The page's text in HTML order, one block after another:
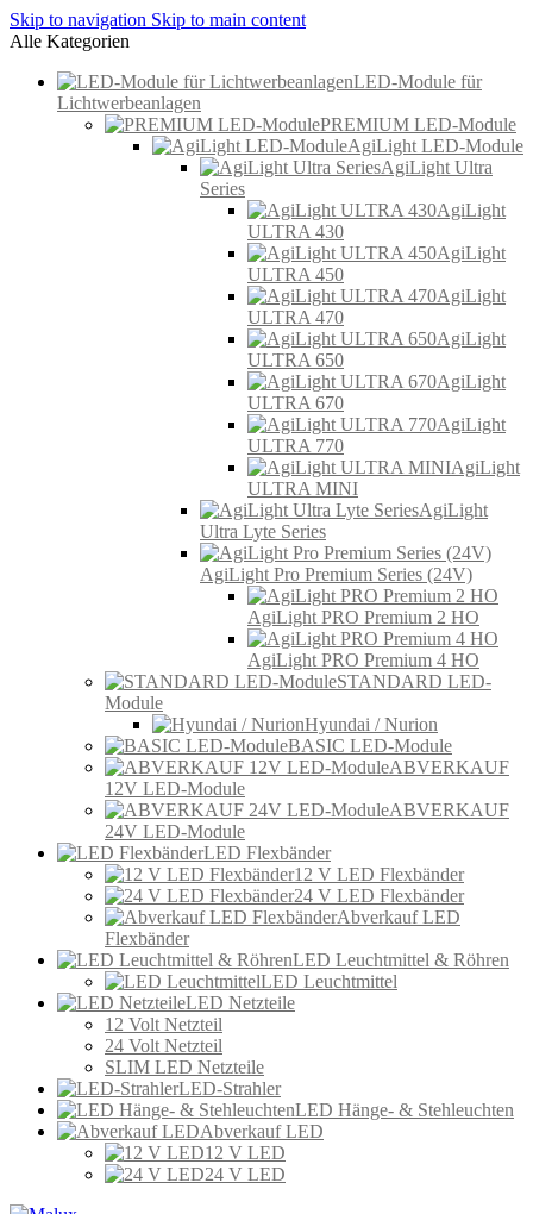
Skip to navigation Skip to main content
Alle Kategorien
LED-Module für
Lichtwerbeanlagen
PREMIUM LED-Module
AgiLight LED-Module
AgiLight Ultra
Series
AgiLight
ULTRA 430
AgiLight
ULTRA 450
AgiLight
ULTRA 470
AgiLight
ULTRA 650
AgiLight
ULTRA 670
AgiLight
ULTRA 770
AgiLight
ULTRA MINI
AgiLight
Ultra Lyte Series
AgiLight Pro Premium Series (24V)
AgiLight PRO Premium 2 HO
AgiLight PRO Premium 4 HO
STANDARD LED-
Module
Hyundai / Nurion
BASIC LED-Module
ABVERKAUF
12V LED-Module
ABVERKAUF
24V LED-Module
LED Flexbänder
12 V LED Flexbänder
24 V LED Flexbänder
Abverkauf LED
Flexbänder
LED Leuchtmittel & Röhren
LED Leuchtmittel
LED Netzteile
12 Volt Netzteil
24 Volt Netzteil
SLIM LED Netzteile
LED-Strahler
LED Hänge- & Stehleuchten
Abverkauf LED
12 V LED
24 V LED